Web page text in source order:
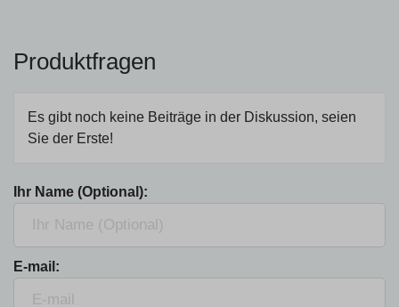
Produktfragen
Es gibt noch keine Beiträge in der Diskussion, seien
Sie der Erste!
Ihr Name (Optional):
E-mail: